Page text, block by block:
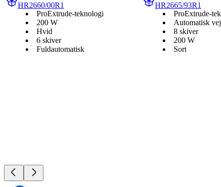
HR2660/00R1
ProExtrude-teknologi
200 W
Hvid
6 skiver
Fuldautomatisk
HR2665/93R1
ProExtrude-
Automatisk
8 skiver
200 W
Sort